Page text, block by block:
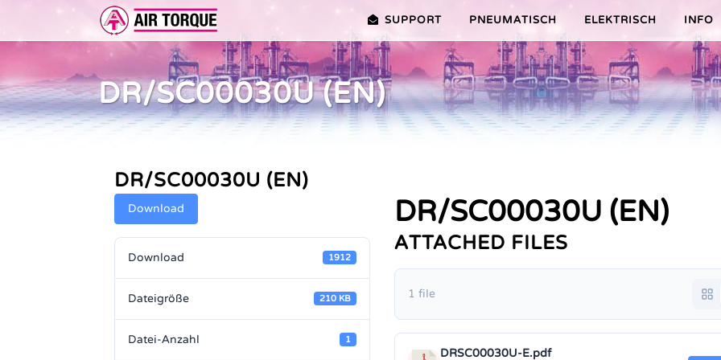
SUPPORT PNEUMATISCH
DOKUMENTATION VORTEILE EDITION 2010
ELEKTRISCH
ERWEITERUNGEN ER PREMIER-SERIE (20-100NM)
VORTEILE ER PLUS-SERIE
VRX/VSX/VTX-SERIE (25-
VORTEILE V-SERIE
INFO
DR/SC00030U (EN)
DR/SC00030U (EN)
Download
Download 1912
Dateigröße 210 KB
Datei-Anzahl 1
DR/SC00030U (EN)
ATTACHED FILES
1 file
DRSC00030U-E.pdf